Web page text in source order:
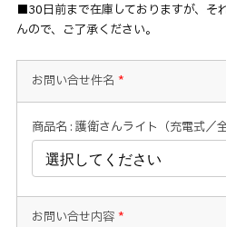
■30日前まで在庫しておりますが、そ
んので、ご了承ください。
お問い合せ件名 *
商品名 : 護衛さんライト（充電式／
お問い合せ内容 *